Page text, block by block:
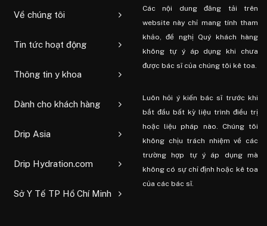
Về chúng tôi
Tin tức hoạt động
Thông tin y khoa
Dành cho khách hàng
Drip Asia
Drip Hydration.com
Sở Y Tế TP Hồ Chí Minh
Các nội dung đăng tải trên
website này chỉ mang tính tham
khảo, đề nghị Quý khách hàng
không tự ý áp dụng khi chưa
được bác sĩ của chúng tôi kê toa.
Luôn hỏi ý kiến ​​bác sĩ trước khi
bắt đầu bất kỳ liệu trình điều trị
hoặc liệu pháp nào. Chúng tôi
không chịu trách nhiệm về các
trường hợp tự ý áp dụng mà
không có sự chỉ định hoặc kê toa
của các bác sĩ.